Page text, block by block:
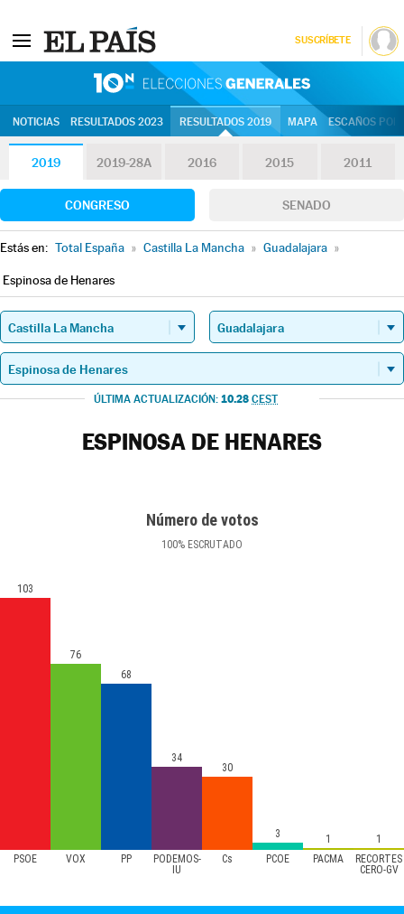
SUSCRÍBETE
NOTICIAS RESULTADOS 2023 RESULTADOS 2019 MAPA ESCAÑOS
2019 2019-28A 2016 2015 2011
CONGRESO SENADO
Estás en: Total España » Castilla La Mancha » Guadalajara »
Espinosa de Henares
ÚLTIMA ACTUALIZACIÓN: 10.28 CEST
ESPINOSA DE HENARES
Número de votos
100% ESCRUTADO
PSOE VOX PP
PODEMOS-
IU
Cs PCOE PACMA
RECORTES
CERO-GV
103
76
68
34
30
3 1 1